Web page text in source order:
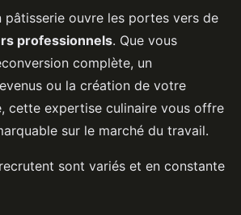
pâtisserie ouvre les portes vers de
professionnels. Que vous
complète, un
ou la création de votre
cette expertise culinaire vous offre
sur le marché du travail.
sont variés et en constante